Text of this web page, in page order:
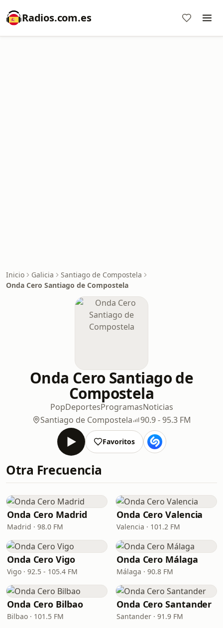
Radios.com.es
Inicio Galicia
Santiago de Compostela
Onda Cero Santiago de Compostela
Onda Cero Santiago de
Compostela
PopDeportesProgramasNoticias
Santiago de Compostela
90.9 - 95.3 FM
Favoritos
Otra Frecuencia
Onda Cero Madrid
Madrid · 98.0 FM
Onda Cero Valencia
Valencia · 101.2 FM
Onda Cero Vigo
Vigo · 92.5 - 105.4 FM
Onda Cero Málaga
Málaga · 90.8 FM
Onda Cero Bilbao
Bilbao · 101.5 FM
Onda Cero Santander
Santander · 91.9 FM